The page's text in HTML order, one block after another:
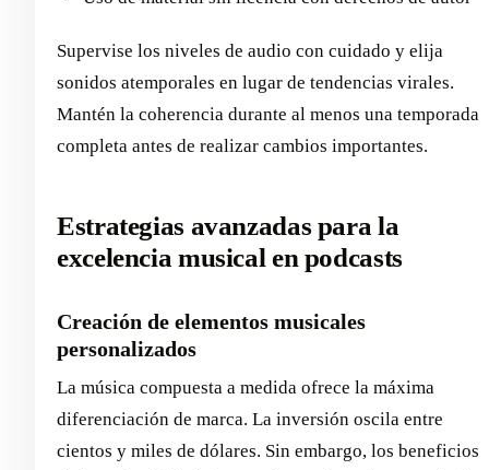
Supervise los niveles de audio con cuidado y elija
sonidos atemporales en lugar de tendencias virales.
Mantén la coherencia durante al menos una temporada
completa antes de realizar cambios importantes.
Estrategias avanzadas para la
excelencia musical en podcasts
Creación de elementos musicales
personalizados
La música compuesta a medida ofrece la máxima
diferenciación de marca. La inversión oscila entre
cientos y miles de dólares. Sin embargo, los beneficios